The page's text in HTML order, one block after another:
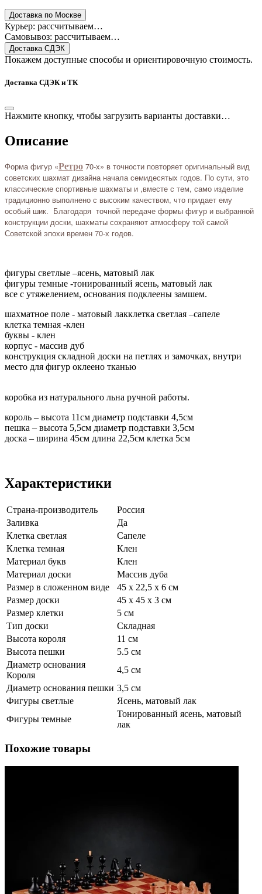
Доставка по Москве
Курьер: рассчитываем…
Самовывоз: рассчитываем…
Доставка СДЭК
Покажем доступные способы и ориентировочную стоимость.
Доставка СДЭК и ТК
Нажмите кнопку, чтобы загрузить варианты доставки…
Описание
Форма фигур «Ретро 70-х» в точности повторяет оригинальный вид
советских шахмат дизайна начала семидесятых годов. По сути, это
классические спортивные шахматы и ,вместе с тем, само изделие
традиционно выполнено с высоким качеством, что придает ему
особый шик. Благодаря точной передаче формы фигур и выбранной
конструкции доски, шахматы сохраняют атмосферу той самой
Советской эпохи времен 70-х годов.
фигуры светлые –ясень, матовый лак
фигуры темные -тонированный ясень, матовый лак
все с утяжелением, основания подклеены замшем.
шахматное поле - матовый лакклетка светлая –сапеле
клетка темная -клен
буквы - клен
корпус - массив дуб
конструкция складной доски на петлях и замочках, внутри
место для фигур оклеено тканью
коробка из натурального льна ручной работы.
король – высота 11см диаметр подставки 4,5см
пешка – высота 5,5см диаметр подставки 3,5см
доска – ширина 45см длина 22,5см клетка 5см
Характеристики
Страна-производитель
Россия
Заливка
Да
Клетка светлая
Сапеле
Клетка темная
Клен
Материал букв
Клен
Материал доски
Массив дуба
Размер в сложенном виде
45 х 22,5 х 6 см
Размер доски
45 х 45 х 3 см
Размер клетки
5 см
Тип доски
Складная
Высота короля
11 см
Высота пешки
5.5 см
Диаметр основания
Короля
4,5 см
Диаметр основания пешки 3,5 см
Фигуры светлые
Ясень, матовый лак
Фигуры темные
Тонированный ясень, матовый
лак
Похожие товары